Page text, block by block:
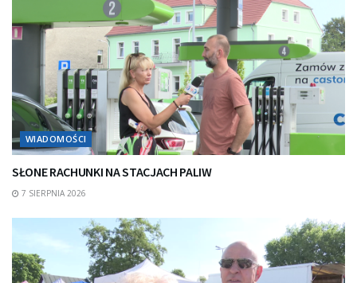
WIADOMOŚCI
SŁONE RACHUNKI NA STACJACH PALIW
7 SIERPNIA 2026